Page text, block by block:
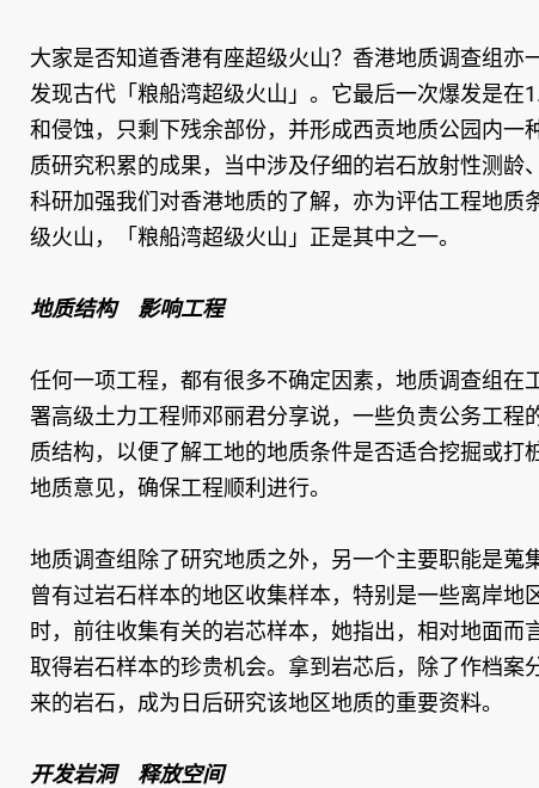
大家是否知道香港有座超级火山？香港地质调查组
发现古代「粮船湾超级火山」。它最后一次爆发是
和侵蚀，只剩下残余部份，并形成西贡地质公园内
质研究积累的成果，当中涉及仔细的岩石放射性测
科研加强我们对香港地质的了解，亦为评估工程地
级火山，「粮船湾超级火山」正是其中之一。
地质结构 影响工程
任何一项工程，都有很多不确定因素，地质调查组
署高级土力工程师邓丽君分享说，一些负责公务工
质结构，以便了解工地的地质条件是否适合挖掘或
地质意见，确保工程顺利进行。
地质调查组除了研究地质之外，另一个主要职能是
曾有过岩石样本的地区收集样本，特别是一些离岸
时，前往收集有关的岩芯样本，她指出，相对地面
取得岩石样本的珍贵机会。拿到岩芯后，除了作档
来的岩石，成为日后研究该地区地质的重要资料。
开发岩洞 释放空间